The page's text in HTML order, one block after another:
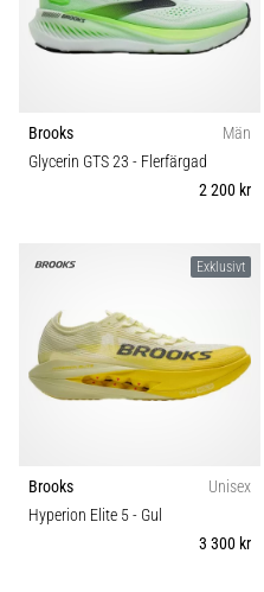
Brooks
Män
Glycerin GTS 23 - Flerfärgad
2 200 kr
Exklusivt
Brooks
Unisex
Hyperion Elite 5- Gul
3 300 kr